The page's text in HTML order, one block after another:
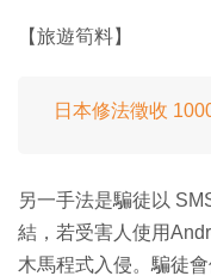
【旅遊筍料】
日本修法徵收
另一手法是騙徒以
結，若受害人使用
木馬程式入侵。騙徒